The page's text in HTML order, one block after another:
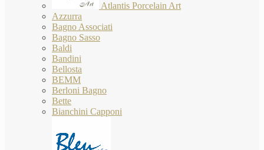
Atlantis Porcelain Art
Azzurra
Bagno Associati
Bagno Sasso
Baldi
Bandini
Bellosta
BEMM
Berloni Bagno
Bette
Bianchini Capponi